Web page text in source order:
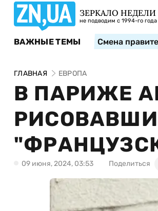
ЗЕРКАЛО НЕДЕЛИ
не подводим с 1994-го года
ВАЖНЫЕ ТЕМЫ Смена
ГЛАВНАЯ ЕВРОПА
В ПАРИЖЕ
09 июня, 2024, 03:53 Поделиться